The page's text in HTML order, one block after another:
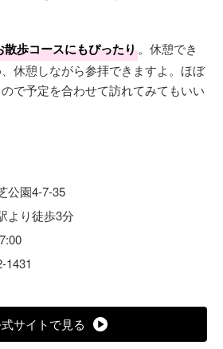
歩コースにもぴったり。休憩でき
休憩しながら参拝できますよ。ほぼ
で予定を合わせて訪れてみてもいい
公園4-7-35
より徒歩3分
1431
サイトで見る